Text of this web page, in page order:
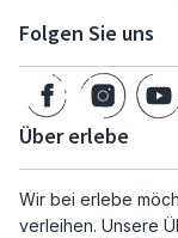
Folgen Sie uns
Über erlebe
Wir bei erlebe
verleihen. Unsere